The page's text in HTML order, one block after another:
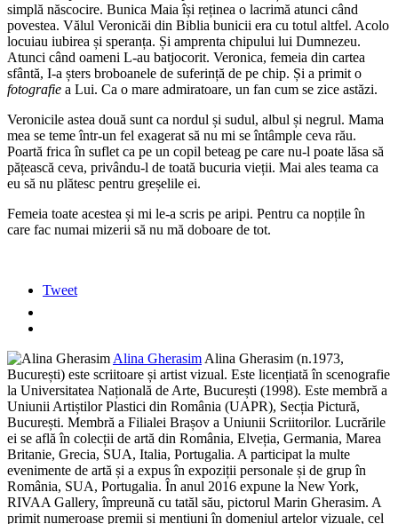
simplă născocire. Bunica Maia își reținea o lacrimă atunci când
povestea. Vălul Veronicăi din Biblia bunicii era cu totul altfel. Acolo
locuiau iubirea și speranța. Și amprenta chipului lui Dumnezeu.
Atunci când oameni L-au batjocorit. Veronica, femeia din cartea
sfântă, I-a șters broboanele de suferință de pe chip. Și a primit o
fotografie a Lui. Ca o mare admiratoare, un fan cum se zice astăzi.
Veronicile astea două sunt ca nordul și sudul, albul și negrul. Mama
mea se teme într-un fel exagerat să nu mi se întâmple ceva rău.
Poartă frica în suflet ca pe un copil beteag pe care nu-l poate lăsa să
pățească ceva, privându-l de toată bucuria vieții. Mai ales teama ca
eu să nu plătesc pentru greșelile ei.
Femeia toate acestea și mi le-a scris pe aripi. Pentru ca nopțile în
care fac numai mizerii să nu mă doboare de tot.
Tweet
Alina Gherasim Alina Gherasim (n.1973,
București) este scriitoare și artist vizual. Este licențiată în scenografie
la Universitatea Națională de Arte, București (1998). Este membră a
Uniunii Artiștilor Plastici din România (UAPR), Secția Pictură,
București. Membră a Filialei Brașov a Uniunii Scriitorilor. Lucrările
ei se află în colecții de artă din România, Elveția, Germania, Marea
Britanie, Grecia, SUA, Italia, Portugalia. A participat la multe
evenimente de artă și a expus în expoziții personale și de grup în
România, SUA, Portugalia. În anul 2016 expune la New York,
RIVAA Gallery, împreună cu tatăl său, pictorul Marin Gherasim. A
primit numeroase premii și mențiuni în domeniul artelor vizuale, cel